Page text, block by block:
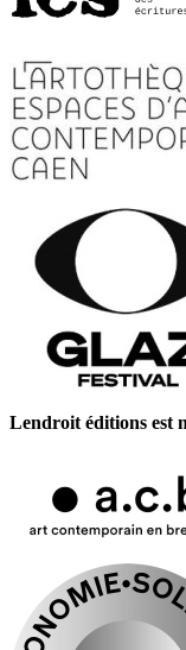
Lendroit éditions est